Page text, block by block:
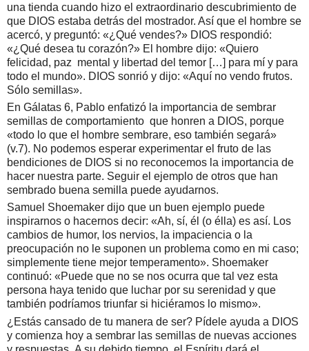
una tienda cuando hizo el extraordinario descubrimiento de
que DIOS estaba detrás del mostrador. Así que el hombre se
acercó, y preguntó: «¿Qué vendes?» DIOS respondió:
«¿Qué desea tu corazón?» El hombre dijo: «Quiero
felicidad, paz mental y libertad del temor […] para mí y para
todo el mundo». DIOS sonrió y dijo: «Aquí no vendo frutos.
Sólo semillas».
En Gálatas 6, Pablo enfatizó la importancia de sembrar
semillas de comportamiento que honren a DIOS, porque
«todo lo que el hombre sembrare, eso también segará»
(v.7). No podemos esperar experimentar el fruto de las
bendiciones de DIOS si no reconocemos la importancia de
hacer nuestra parte. Seguir el ejemplo de otros que han
sembrado buena semilla puede ayudarnos.
Samuel Shoemaker dijo que un buen ejemplo puede
inspirarnos o hacernos decir: «Ah, sí, él (o élla) es así. Los
cambios de humor, los nervios, la impaciencia o la
preocupación no le suponen un problema como en mi caso;
simplemente tiene mejor temperamento». Shoemaker
continuó: «Puede que no se nos ocurra que tal vez esta
persona haya tenido que luchar por su serenidad y que
también podríamos triunfar si hiciéramos lo mismo».
¿Estás cansado de tu manera de ser? Pídele ayuda a DIOS
y comienza hoy a sembrar las semillas de nuevas acciones